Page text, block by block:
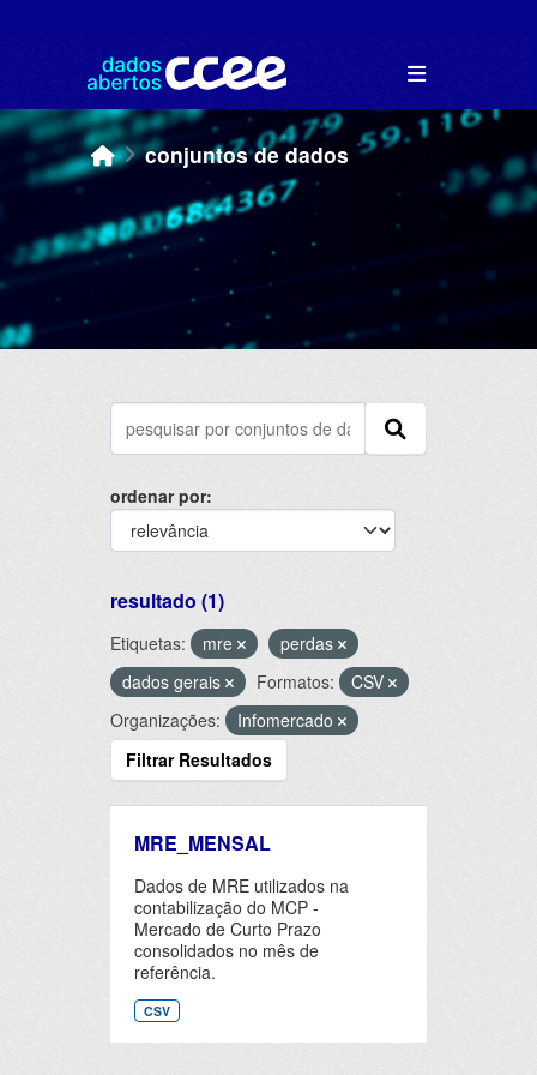
conjuntos de dados
ordenar por
resultado (1)
Etiquetas: mre
perdas
dados gerais
Formatos:
CSV
Organizações:
Infomercado
Filtrar Resultados
MRE_MENSAL
Dados de MRE utilizados na
contabilização do MCP -
Mercado de Curto Prazo
consolidados no mês de
referência.
CSV